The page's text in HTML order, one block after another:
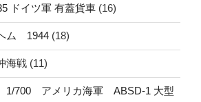
ドイツ軍 有蓋貨車 (16)
ム 1944 (18)
海戦 (11)
1/700 アメリカ海軍 ABSD-1 大型